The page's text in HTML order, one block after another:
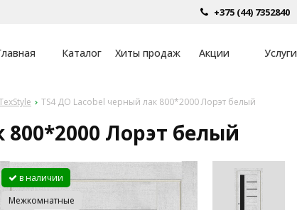
+375 (44) 7352840
Каталог Хиты продаж Акции Услуги
TS4 ДО Lacobel черный лак 800*2000 Лорэт белый
Лорэт белый
в наличии
Межкомнатные